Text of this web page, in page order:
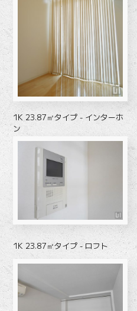
1K 23.87㎡タイプ - インターホ
ン
1K 23.87㎡タイプ - ロフト